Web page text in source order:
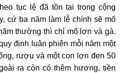
tục lệ đã tồn tại trong cộng
cứ ba năm làm lễ chính sẽ mổ
thường thì chỉ mổ lợn và gà.
định luân phiên mỗi năm một
rượu và một con lợn đen 50
ra còn có thêm hương, tiền